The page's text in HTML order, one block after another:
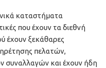
καταστήματα
που έχουν τα διεθνή
έχουν ξεκάθαρες
πελατών,
συναλλαγών και έχουν ήδη